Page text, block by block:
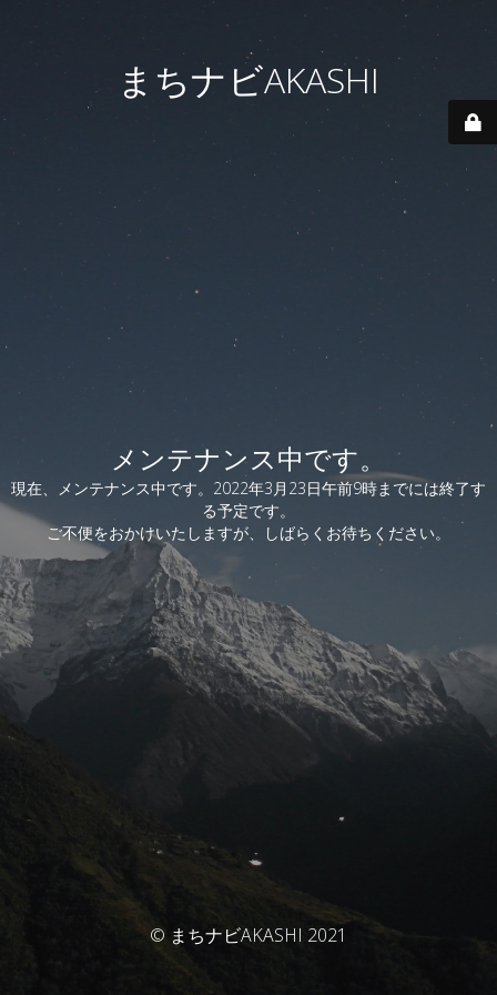
まちナビAKASHI
メンテナンス中です。
現在、メンテナンス中です。2022年3月23日午前9時までには終了す
る予定です。
ご不便をおかけいたしますが、しばらくお待ちください。
© まちナビAKASHI 2021